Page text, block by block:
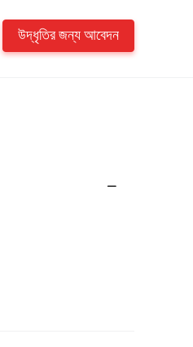
উদ্ধৃতির জন্য আবেদন